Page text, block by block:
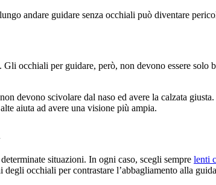
andare guidare senza occhiali può diventare
occhiali per guidare, però, non devono essere solo
devono scivolare dal naso ed avere la calzata
aiuta ad avere una visione più ampia.
situazioni. In ogni caso, scegli sempre lenti
degli occhiali per contrastare l’abbagliamento alla